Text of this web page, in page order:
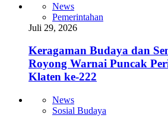
News
Pemerintahan
Juli 29, 2026
Keragaman Budaya dan
Royong Warnai Puncak
Klaten ke-222
News
Sosial Budaya